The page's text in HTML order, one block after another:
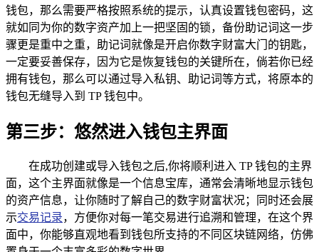
钱包，那么需要严格按照系统的提示，认真设置钱包密码，这
就如同为你的数字资产加上一把坚固的锁，备份助记词这一步
骤更是重中之重，助记词就像是开启你数字财富大门的钥匙，
一定要妥善保存，因为它是恢复钱包的关键所在，倘若你已经
拥有钱包，那么可以通过导入私钥、助记词等方式，将原本的
钱包无缝导入到 TP 钱包中。
第三步：悠然进入钱包主界面
在成功创建或导入钱包之后,你将顺利进入 TP 钱包的主界
面，这个主界面就像是一个信息宝库，通常会清晰地显示钱包
的资产信息，让你随时了解自己的数字财富状况；同时还会展
示交易记录，方便你对每一笔交易进行追溯和管理，在这个界
面中，你能够直观地看到钱包所支持的不同区块链网络，仿佛